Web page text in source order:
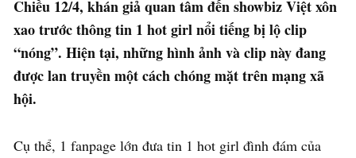
Chiều 12/4, khán giả quan tâm đến showbiz Việt xôn
xao trước thông tin 1 hot girl nổi tiếng bị lộ clip
“nóng”. Hiện tại, những hình ảnh và clip này đang
được lan truyền một cách chóng mặt trên mạng xã
hội.
Cụ thể, 1 fanpage lớn đưa tin 1 hot girl đình đám của